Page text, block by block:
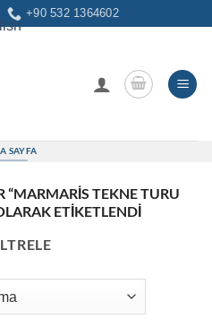
+90 532 1364602
SAYFA
“MARMARIS TEKNE TURU
ETIKETLENDI